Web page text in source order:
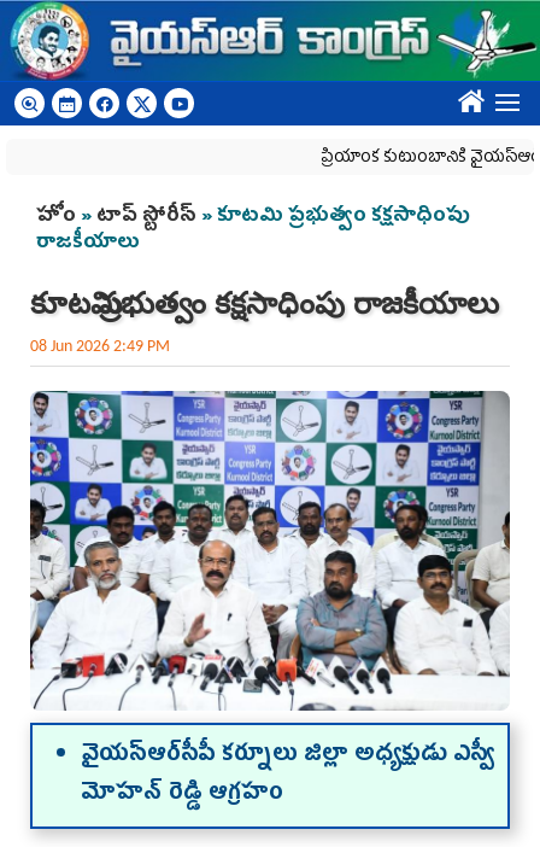
Skip to main content
????
ప్రియాంక కుటుంబానికి వైయ‌స్ఆర్‌సీపీ
You are here
హోం»టాప్ స్టోరీస్ » కూటమి ప్రభుత్వం కక్షసాధింపు
రాజకీయాలు
కూటమి ప్రభుత్వం కక్షసాధింపు రాజకీయాలు
08 Jun 2026 2:49 PM
వైయ‌స్ఆర్‌సీపీ కర్నూలు జిల్లా అధ్యక్షుడు ఎస్వీ
మోహన్ రెడ్డి ఆగ్రహం